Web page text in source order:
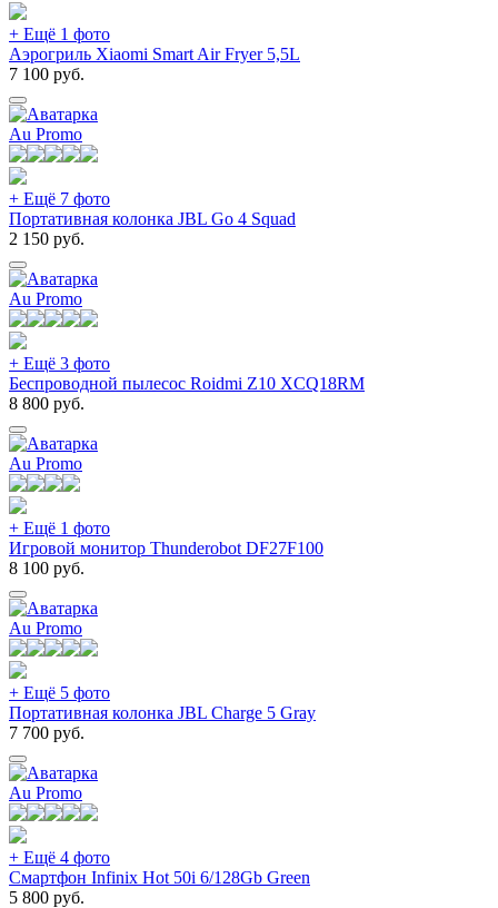
+ Ещё 1 фото
Аэрогриль Xiaomi Smart Air Fryer 5,5L
7 100 руб.
Au Promo
+ Ещё 7 фото
Портативная колонка JBL Go 4 Squad
2 150 руб.
Au Promo
+ Ещё 3 фото
Беспроводной пылесос Roidmi Z10 XCQ18RM
8 800 руб.
Au Promo
+ Ещё 1 фото
Игровой монитор Thunderobot DF27F100
8 100 руб.
Au Promo
+ Ещё 5 фото
Портативная колонка JBL Charge 5 Gray
7 700 руб.
Au Promo
+ Ещё 4 фото
Смартфон Infinix Hot 50i 6/128Gb Green
5 800 руб.